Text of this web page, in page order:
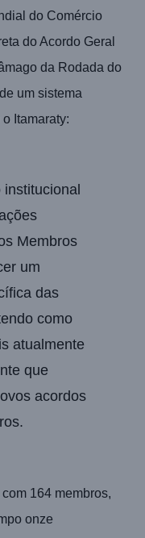
do Comércio
do Acordo Geral
da Rodada do
um sistema
Itamaraty:
Membros
um
das
como
atualmente
que
acordos
164 membros,
onze